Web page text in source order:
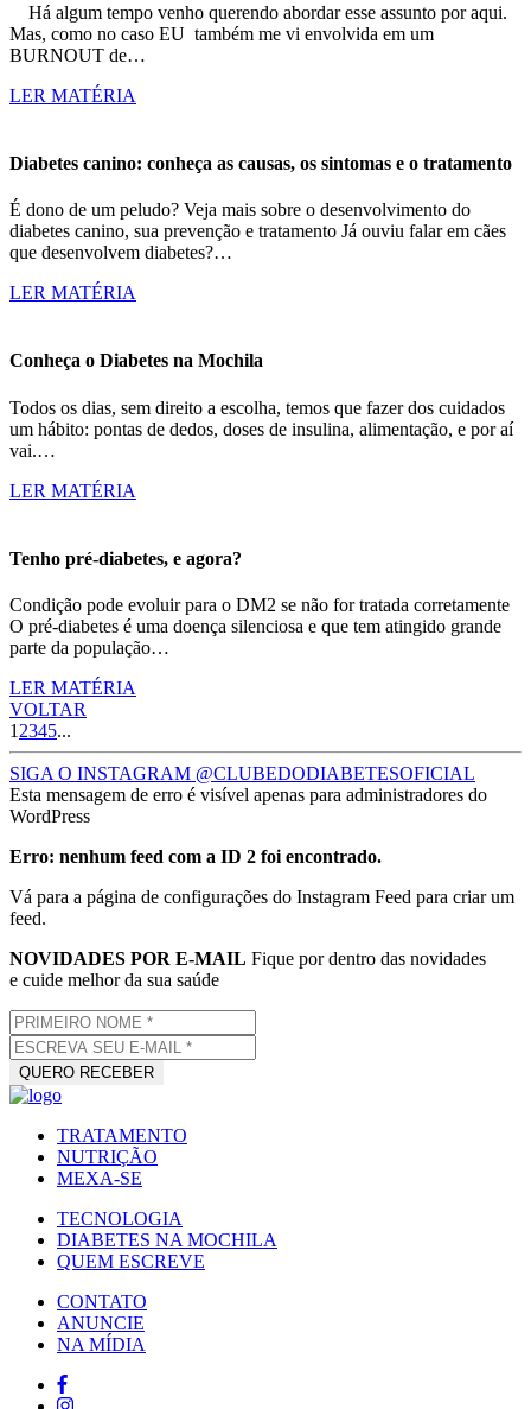
Há algum tempo venho querendo abordar esse assunto por aqui.
Mas, como no caso EU também me vi envolvida em um
BURNOUT de…
LER MATÉRIA
Diabetes canino: conheça as causas, os sintomas e o tratamento
É dono de um peludo? Veja mais sobre o desenvolvimento do
diabetes canino, sua prevenção e tratamento Já ouviu falar em cães
que desenvolvem diabetes?…
LER MATÉRIA
Conheça o Diabetes na Mochila
Todos os dias, sem direito a escolha, temos que fazer dos cuidados
um hábito: pontas de dedos, doses de insulina, alimentação, e por aí
vai.…
LER MATÉRIA
Tenho pré-diabetes, e agora?
Condição pode evoluir para o DM2 se não for tratada corretamente
O pré-diabetes é uma doença silenciosa e que tem atingido grande
parte da população…
LER MATÉRIA
VOLTAR
1 2345...
SIGA O INSTAGRAM @CLUBEDODIABETESOFICIAL
Esta mensagem de erro é visível apenas para administradores do
WordPress
Erro: nenhum feed com a ID 2 foi encontrado.
Vá para a página de configurações do Instagram Feed para criar um
feed.
NOVIDADES POR E-MAIL Fique por dentro das novidades
e cuide melhor da sua saúde
TRATAMENTO
NUTRIÇÃO
MEXA-SE
TECNOLOGIA
DIABETES NA MOCHILA
QUEM ESCREVE
CONTATO
ANUNCIE
NA MÍDIA